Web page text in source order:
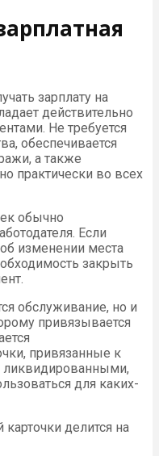
зарплату на
действительно
Не требуется
обеспечивается
а также
практически во всех
обычно
Если
изменении места
закрыть
обслуживание, но и
привязывается
привязанные к
ликвидированными,
для каких-
делится на